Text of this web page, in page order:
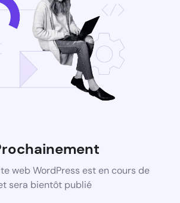
web WordPress est en cours de
sera bientôt publié